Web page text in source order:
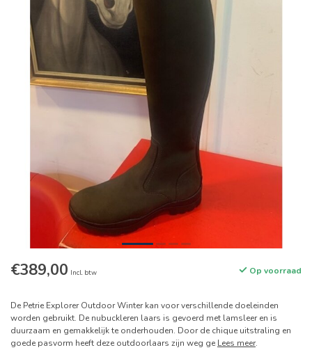
€389,00 Incl. btw Op voorraad
De Petrie Explorer Outdoor Winter kan voor verschillende doeleinden
worden gebruikt. De nubuckleren laars is gevoerd met lamsleer en is
duurzaam en gemakkelijk te onderhouden. Door de chique uitstraling en
goede pasvorm heeft deze outdoorlaars zijn weg ge Lees meer.